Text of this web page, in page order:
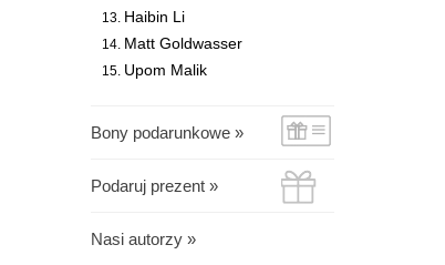
Haibin Li
Matt Goldwasser
Upom Malik
Bony podarunkowe »
Podaruj prezent »
Nasi autorzy »